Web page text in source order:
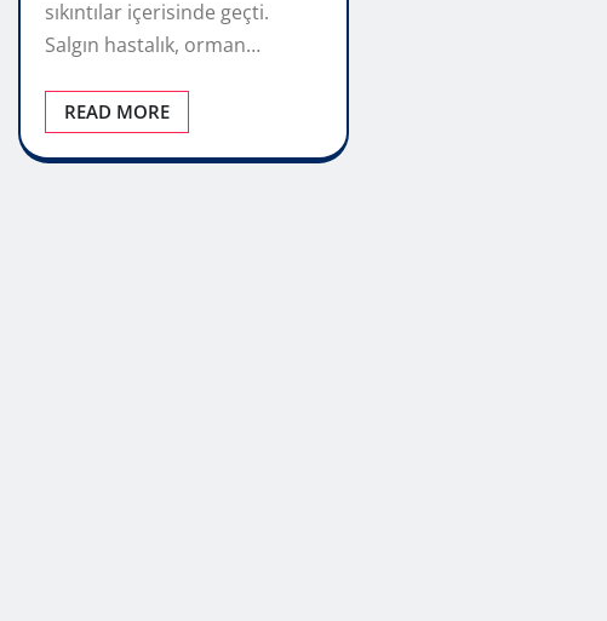
sıkıntılar içerisinde geçti.
Salgın hastalık, orman…
READ MORE